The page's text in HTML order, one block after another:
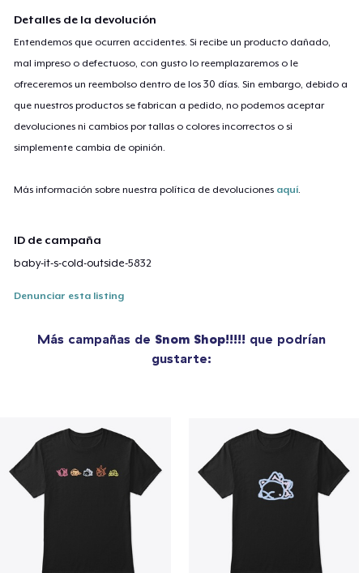
Detalles de la devolución
Entendemos que ocurren accidentes. Si recibe un producto dañado,
mal impreso o defectuoso, con gusto lo reemplazaremos o le
ofreceremos un reembolso dentro de los 30 días. Sin embargo, debido a
que nuestros productos se fabrican a pedido, no podemos aceptar
devoluciones ni cambios por tallas o colores incorrectos o si
simplemente cambia de opinión.
Más información sobre nuestra política de devoluciones aquí
ID de campaña
baby-it-s-cold-outside-5832
Denunciar esta listing
Más campañas de Snom Shop!!!!! que podrían
gustarte: